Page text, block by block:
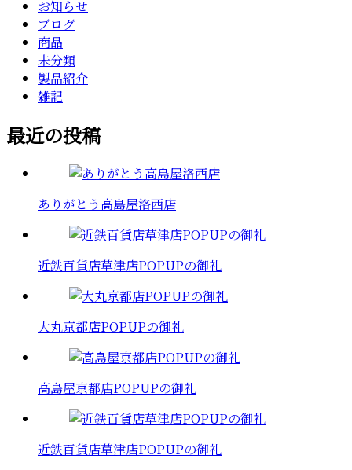
お知らせ
ブログ
商品
未分類
製品紹介
雑記
最近の投稿
ありがとう高島屋洛西店
近鉄百貨店草津店POPUPの御礼
大丸京都店POPUPの御礼
高島屋京都店POPUPの御礼
近鉄百貨店草津店POPUPの御礼